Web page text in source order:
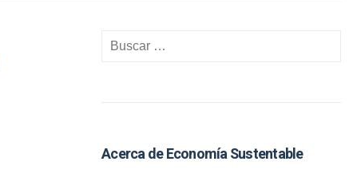
Acerca de Economía Sustentable